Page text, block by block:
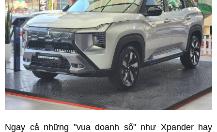
Ngay cả những "vua doanh số" như Xpander hay